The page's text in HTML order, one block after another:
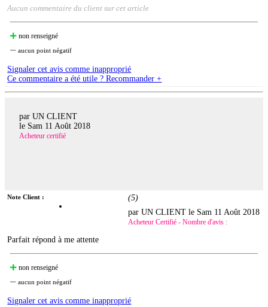
Aucun commentaire du client sur cet article
non renseigné
aucun point négatif
Signaler cet avis comme inapproprié
Ce commentaire a été utile ? Recommander +
par UN CLIENT
le Sam 11 Août 2018
Acheteur certifié
Note Client : (5)
par UN CLIENT le Sam 11 Août 2018
Acheteur Certifié - Nombre d'avis :
Parfait répond à me attente
non renseigné
aucun point négatif
Signaler cet avis comme inapproprié